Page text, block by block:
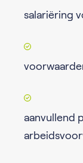
salariëring
aanvullend